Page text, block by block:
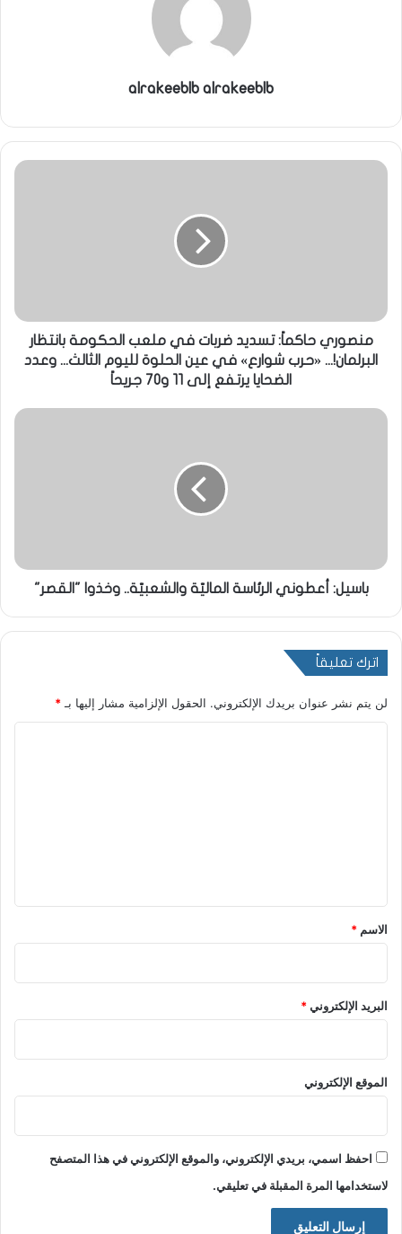
alrakeeblb alrakeeblb
منصوري حاكماً: تسديد ضربات في ملعب الحكومة بانتظار
البرلمان!... «حرب شوارع» في عين الحلوة لليوم الثالث... وعدد
الضحايا يرتفع إلى 11 و70 جريحاً
باسيل: أعطوني الرئاسة الماليّة والشعبيّة.. وخذوا "القصر"
اترك تعليقاً
لن يتم نشر عنوان بريدك الإلكتروني. الحقول الإلزامية مشار إليها بـ*
*
الاسم *
البريد الإلكتروني*
الموقع الإلكتروني
احفظ اسمي، بريدي الإلكتروني، والموقع الإلكتروني في هذا المتصفح
لاستخدامها المرة المقبلة في تعليقي.